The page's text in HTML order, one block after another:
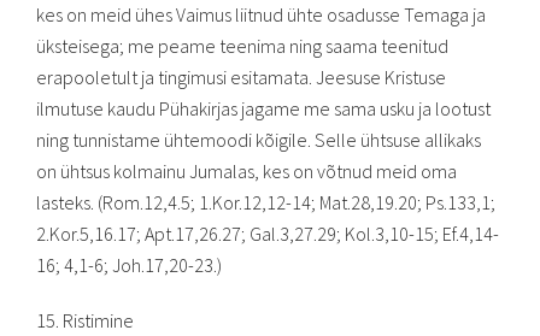
kes on meid ühes Vaimus liitnud ühte osadusse Temaga ja
üksteisega; me peame teenima ning saama teenitud
erapooletult ja tingimusi esitamata. Jeesuse Kristuse
ilmutuse kaudu Pühakirjas jagame me sama usku ja lootust
ning tunnistame ühtemoodi kõigile. Selle ühtsuse allikaks
on ühtsus kolmainu Jumalas, kes on võtnud meid oma
lasteks. (Rom.12,4.5; 1.Kor.12,12-14; Mat.28,19.20; Ps.133,1;
2.Kor.5,16.17; Apt.17,26.27; Gal.3,27.29; Kol.3,10-15; Ef.4,14-
16; 4,1-6; Joh.17,20-23.)
15. Ristimine